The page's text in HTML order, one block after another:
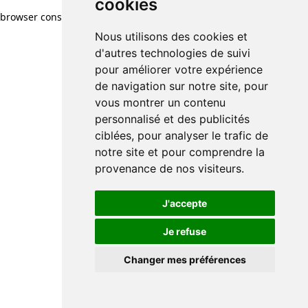
cookies
Nous utilisons des cookies et
d'autres technologies de suivi
pour améliorer votre expérience
de navigation sur notre site, pour
vous montrer un contenu
personnalisé et des publicités
ciblées, pour analyser le trafic de
notre site et pour comprendre la
provenance de nos visiteurs.
J'accepte
Je refuse
Changer mes préférences
browser console for more information)